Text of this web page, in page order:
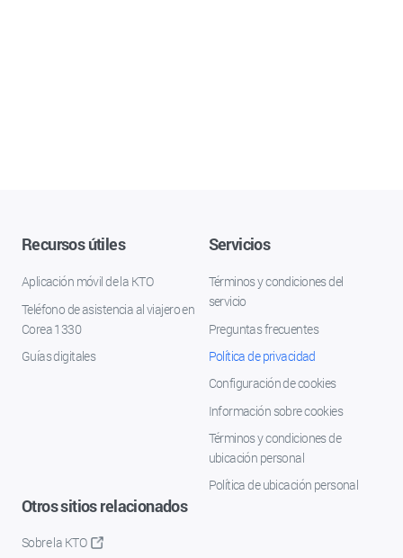
Recursos útiles
Aplicación móvil de la KTO
Teléfono de asistencia al viajero en
Corea 1330
Guías digitales
Servicios
Términos y condiciones del
servicio
Preguntas frecuentes
Política de privacidad
Configuración de cookies
Información sobre cookies
Términos y condiciones de
ubicación personal
Política de ubicación personal
Otros sitios relacionados
Sobre la KTO